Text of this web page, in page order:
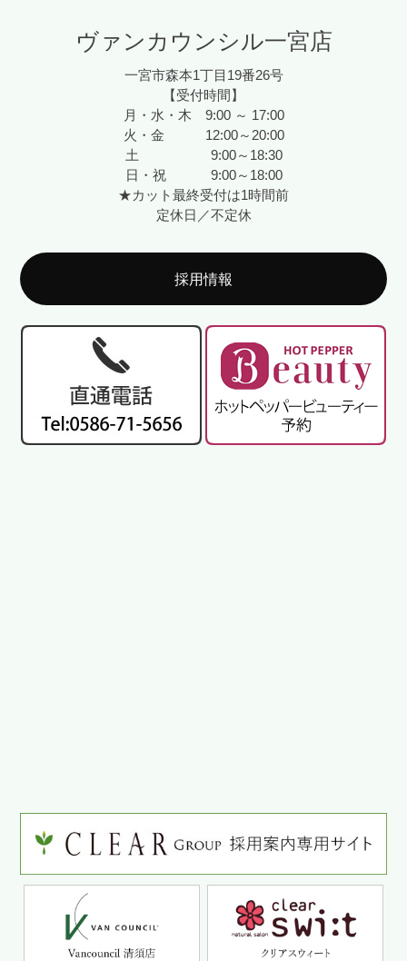
ヴァンカウンシル一宮店
一宮市森本1丁目19番26号
【受付時間】
月・水・木 9:00 ～ 17:00
火・金 12:00～20:00
土 9:00～18:30
日・祝 9:00～18:00
★カット最終受付は1時間前
定休日／不定休
採用情報